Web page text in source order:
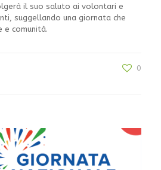
il suo saluto ai volontari e
suggellando una giornata che
e comunità.
0